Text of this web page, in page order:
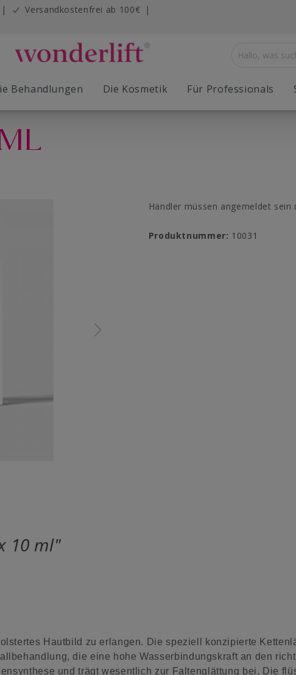
| Versandkostenfrei ab 100€
|
Behandlungen Die Kosmetik Für Professionals
Young
Händler müssen angemeldet sein
Produktnummer: 10031
10 ml"
Hautbild zu erlangen. Die speziell konzipierte
die eine hohe Wasserbindungskraft an den
und trägt wesentlich zur Faltenglättung bei. Die